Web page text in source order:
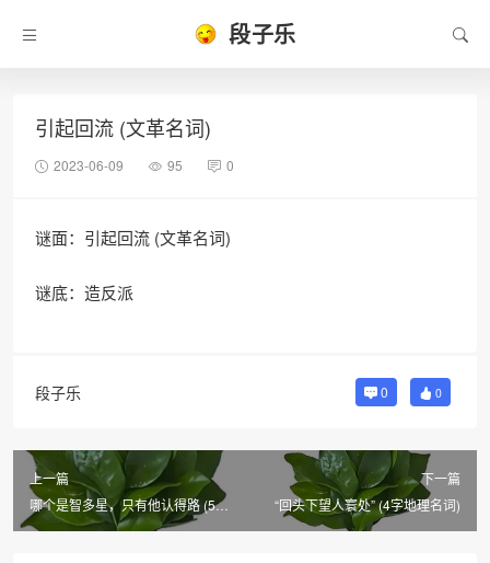
段子乐
引起回流 (文革名词)
2023-06-09 95 0
谜面：引起回流 (文革名词)
谜底：造反派
段子乐 0 0
上一篇
哪个是智多星，只有他认得路 (5字
广告语)
下一篇
“回头下望人寰处” (4字地理名词)